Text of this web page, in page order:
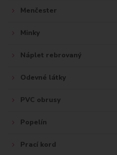
Menčester
Minky
Náplet rebrovaný
Odevné látky
PVC obrusy
Popelín
Prací kord